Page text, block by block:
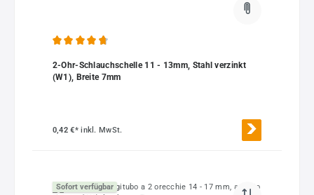
2-Ohr-Schlauchschelle 11 - 13mm, Stahl verzinkt
(W1), Breite 7mm
0,42 €*inkl. MwSt.
Sofort verfügbar